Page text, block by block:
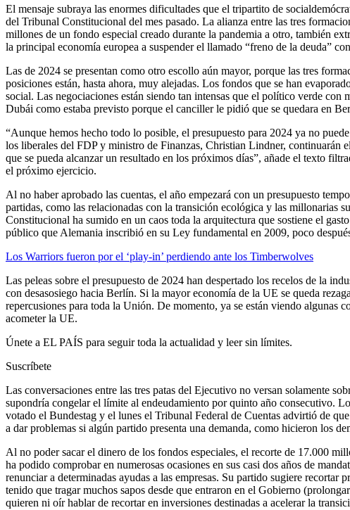
El mensaje subraya las enormes dificultades que el tripartito de
del Tribunal Constitucional del mes pasado. La alianza entre las tres
millones de un fondo especial creado durante la pandemia a otro, también
la principal economía europea a suspender el llamado “freno de la deuda”
Las de 2024 se presentan como otro escollo aún mayor, porque las tres
posiciones están, hasta ahora, muy alejadas. Los fondos que se han
social. Las negociaciones están siendo tan intensas que el político verde
Dubái como estaba previsto porque el canciller le pidió que se quedara en
“Aunque hemos hecho todo lo posible, el presupuesto para 2024 ya no
los liberales del FDP y ministro de Finanzas, Christian Lindner, continuarán
que se pueda alcanzar un resultado en los próximos días”, añade el texto
el próximo ejercicio.
Al no haber aprobado las cuentas, el año empezará con un presupuesto
partidas, como las relacionadas con la transición ecológica y las millonarias
Constitucional ha sumido en un caos toda la arquitectura que sostiene el
público que Alemania inscribió en su Ley fundamental en 2009, poco
Los Warriors fueron por el ‘play-in’ perdiendo ante los Timberwolves
Las peleas sobre el presupuesto de 2024 han despertado los recelos de la
con desasosiego hacia Berlín. Si la mayor economía de la UE se queda
repercusiones para toda la Unión. De momento, ya se están viendo algunas
acometer la UE.
Únete a EL PAÍS para seguir toda la actualidad y leer sin límites.
Suscríbete
Las conversaciones entre las tres patas del Ejecutivo no versan solamente
supondría congelar el límite al endeudamiento por quinto año consecutivo.
votado el Bundestag y el lunes el Tribunal Federal de Cuentas advirtió de
a dar problemas si algún partido presenta una demanda, como hicieron los
Al no poder sacar el dinero de los fondos especiales, el recorte de 17.000
ha podido comprobar en numerosas ocasiones en sus casi dos años de
renunciar a determinadas ayudas a las empresas. Su partido sugiere
tenido que tragar muchos sapos desde que entraron en el Gobierno
quieren ni oír hablar de recortar en inversiones destinadas a acelerar la